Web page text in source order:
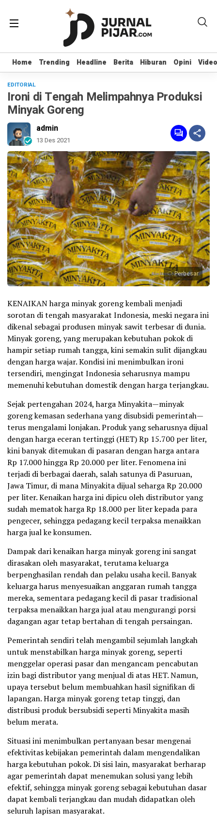
Home Trending Headline Berita Hiburan Opini Video
Home Trending Headline Berita Hiburan Opini Video
EDITORIAL
Ironi di Tengah Melimpahnya Produksi
Minyak Goreng
admin
13 Des 2021
Perbesar
KENAIKAN harga minyak goreng kembali menjadi
sorotan di tengah masyarakat Indonesia, meski negara ini
dikenal sebagai produsen minyak sawit terbesar di dunia.
Minyak goreng, yang merupakan kebutuhan pokok di
hampir setiap rumah tangga, kini semakin sulit dijangkau
dengan harga wajar. Kondisi ini menimbulkan ironi
tersendiri, mengingat Indonesia seharusnya mampu
memenuhi kebutuhan domestik dengan harga terjangkau.
Sejak pertengahan 2024, harga Minyakita—minyak
goreng kemasan sederhana yang disubsidi pemerintah—
terus mengalami lonjakan. Produk yang seharusnya dijual
dengan harga eceran tertinggi (HET) Rp 15.700 per liter,
kini banyak ditemukan di pasaran dengan harga antara
Rp 17.000 hingga Rp 20.000 per liter. Fenomena ini
terjadi di berbagai daerah, salah satunya di Pasuruan,
Jawa Timur, di mana Minyakita dijual seharga Rp 20.000
per liter. Kenaikan harga ini dipicu oleh distributor yang
sudah mematok harga Rp 18.000 per liter kepada para
pengecer, sehingga pedagang kecil terpaksa menaikkan
harga jual ke konsumen.
Dampak dari kenaikan harga minyak goreng ini sangat
dirasakan oleh masyarakat, terutama keluarga
berpenghasilan rendah dan pelaku usaha kecil. Banyak
keluarga harus menyesuaikan anggaran rumah tangga
mereka, sementara pedagang kecil di pasar tradisional
terpaksa menaikkan harga jual atau mengurangi porsi
dagangan agar tetap bertahan di tengah persaingan.
Pemerintah sendiri telah mengambil sejumlah langkah
untuk menstabilkan harga minyak goreng, seperti
menggelar operasi pasar dan mengancam pencabutan
izin bagi distributor yang menjual di atas HET. Namun,
upaya tersebut belum membuahkan hasil signifikan di
lapangan. Harga minyak goreng tetap tinggi, dan
distribusi produk bersubsidi seperti Minyakita masih
belum merata.
Situasi ini menimbulkan pertanyaan besar mengenai
efektivitas kebijakan pemerintah dalam mengendalikan
harga kebutuhan pokok. Di sisi lain, masyarakat berharap
agar pemerintah dapat menemukan solusi yang lebih
efektif, sehingga minyak goreng sebagai kebutuhan dasar
dapat kembali terjangkau dan mudah didapatkan oleh
seluruh lapisan masyarakat.